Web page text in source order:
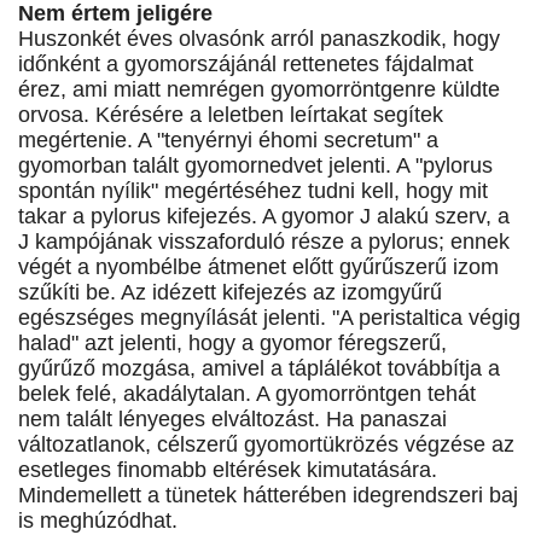
Nem értem jeligére
Huszonkét éves olvasónk arról panaszkodik, hogy
időnként a gyomorszájánál rettenetes fájdalmat
érez, ami miatt nemrégen gyomorröntgenre küldte
orvosa. Kérésére a leletben leírtakat segítek
megértenie. A "tenyérnyi éhomi secretum" a
gyomorban talált gyomornedvet jelenti. A "pylorus
spontán nyílik" megértéséhez tudni kell, hogy mit
takar a pylorus kifejezés. A gyomor J alakú szerv, a
J kampójának visszaforduló része a pylorus; ennek
végét a nyombélbe átmenet előtt gyűrűszerű izom
szűkíti be. Az idézett kifejezés az izomgyűrű
egészséges megnyílását jelenti. "A peristaltica végig
halad" azt jelenti, hogy a gyomor féregszerű,
gyűrűző mozgása, amivel a táplálékot továbbítja a
belek felé, akadálytalan. A gyomorröntgen tehát
nem talált lényeges elváltozást. Ha panaszai
változatlanok, célszerű gyomortükrözés végzése az
esetleges finomabb eltérések kimutatására.
Mindemellett a tünetek hátterében idegrendszeri baj
is meghúzódhat.